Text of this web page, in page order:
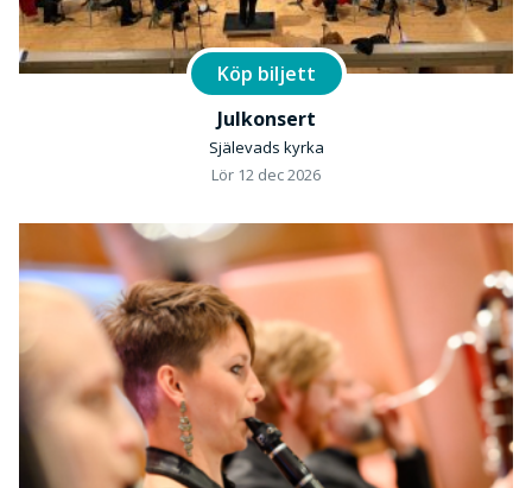
Köp biljett
Julkonsert
Själevads kyrka
Lör 12 dec 2026